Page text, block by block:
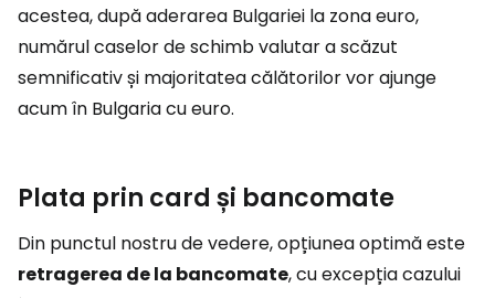
acestea, după aderarea Bulgariei la zona euro,
numărul caselor de schimb valutar a scăzut
semnificativ și majoritatea călătorilor vor ajunge
acum în Bulgaria cu euro.
Plata prin card și bancomate
Din punctul nostru de vedere, opțiunea optimă este
retragerea de la bancomate, cu excepția cazului